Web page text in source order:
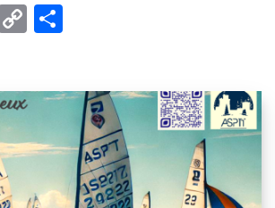
C
Li
n
k
g
er